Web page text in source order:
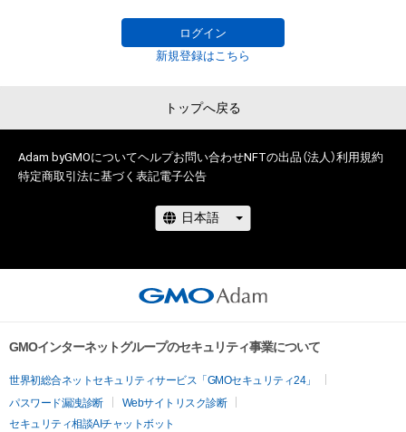
GOLF TODAYイメージガールユニット『GTバーディーズ』
ログイン
新規登録はこちら
トップへ戻る
Adam byGMOについてヘルプお問い合わせNFTの出品（法人）利用規約
特定商取引法に基づく表記電子公告
GMOインターネットグループのセキュリティ事業について
世界初総合ネットセキュリティサービス「GMOセキュリティ24」
パスワード漏洩診断
Webサイトリスク診断
セキュリティ相談AIチャットボット